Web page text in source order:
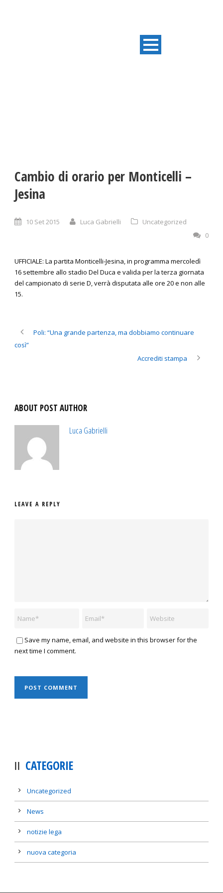
Cambio di orario per Monticelli –
Jesina
10 Set 2015 Luca Gabrielli
Uncategorized
0
UFFICIALE: La partita Monticelli-Jesina, in programma mercoledì
16 settembre allo stadio Del Duca e valida per la terza giornata
del campionato di serie D, verrà disputata alle ore 20 e non alle
15.
Poli: “Una grande partenza, ma dobbiamo continuare
così”
Accrediti stampa
ABOUT POST AUTHOR
Luca Gabrielli
LEAVE A REPLY
Save my name, email, and website in this browser for the
next time I comment.
CATEGORIE
Uncategorized
News
notizie lega
nuova categoria